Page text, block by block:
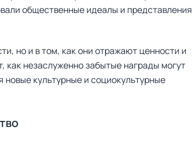
общественные идеалы и представления
но и в том, как они отражают ценности и
незаслуженно забытые награды могут
культурные и социокультурные